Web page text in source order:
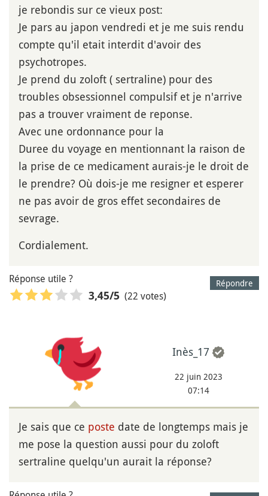
je rebondis sur ce vieux post:
Je pars au japon vendredi et je me suis rendu
compte qu'il etait interdit d'avoir des
psychotropes.
Je prend du zoloft ( sertraline) pour des
troubles obsessionnel compulsif et je n'arrive
pas a trouver vraiment de reponse.
Avec une ordonnance pour la
Duree du voyage en mentionnant la raison de
la prise de ce medicament aurais-je le droit de
le prendre? Où dois-je me resigner et esperer
ne pas avoir de gros effet secondaires de
sevrage.
Cordialement.
Répondre
Réponse utile ?
3,45/5 (22 votes)
Inès_17
22 juin 2023
07:14
Je sais que ce poste date de longtemps mais je
me pose la question aussi pour du zoloft
sertraline quelqu'un aurait la réponse?